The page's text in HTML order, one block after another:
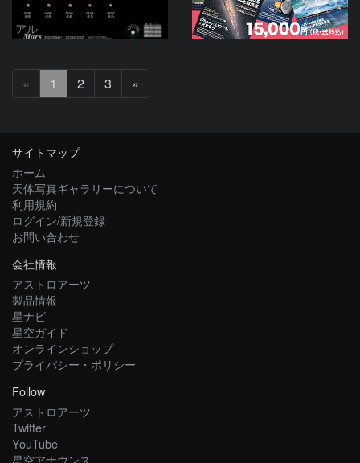
アル
« 1 2 3 »
へ
サイトマップ
ホーム
天体写真ギャラリーについて
利用規約
ログイン/新規登録
お問い合わせ
会社情報
アストロアーツ
製品情報
星ナビ
星空ガイド
オンラインショップ
プライバシー・ポリシー
Follow
アストロアーツ
Twitter
YouTube
星空アナウンス